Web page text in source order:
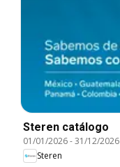
Steren catálogo
01/01/2026-31/12/2026
Steren